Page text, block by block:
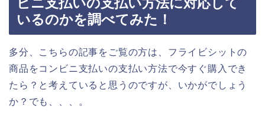
いるのかを調べてみた！
多分、こちらの記事をご覧の方は、フライビシットの
商品をコンビニ支払いの支払い方法で今すぐ購入でき
たら？と考えていると思うのですが、いかがでしょう
か？でも、、、。